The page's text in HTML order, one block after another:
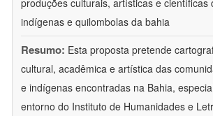
produções culturais, artísticas e científicas
indígenas e quilombolas da bahia
Resumo: Esta proposta pretende
cultural, acadêmica e artística das
e indígenas encontradas na Bahia,
entorno do Instituto de Humanidades e